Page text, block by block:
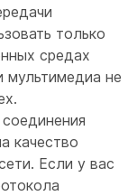
только
средах
мультимедиа не
качество
Если у вас